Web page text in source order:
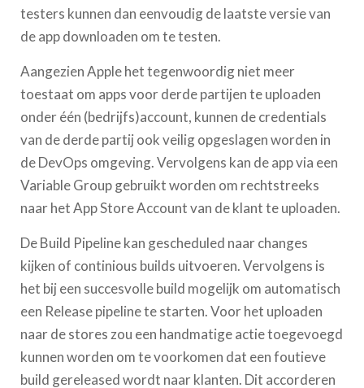
testers kunnen dan eenvoudig de laatste versie van
de app downloaden om te testen.
Aangezien Apple het tegenwoordig niet meer
toestaat om apps voor derde partijen te uploaden
onder één (bedrijfs)account, kunnen de credentials
van de derde partij ook veilig opgeslagen worden in
de DevOps omgeving. Vervolgens kan de app via een
Variable Group gebruikt worden om rechtstreeks
naar het App Store Account van de klant te uploaden.
De Build Pipeline kan gescheduled naar changes
kijken of continious builds uitvoeren. Vervolgens is
het bij een succesvolle build mogelijk om automatisch
een Release pipeline te starten. Voor het uploaden
naar de stores zou een handmatige actie toegevoegd
kunnen worden om te voorkomen dat een foutieve
build gereleased wordt naar klanten. Dit accorderen